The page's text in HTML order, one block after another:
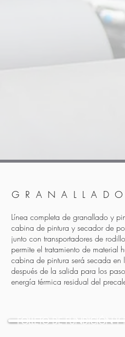
Línea completa de granallado y
cabina de pintura y secador de
junto con transportadores de
permite el tratamiento de
cabina de pintura será secada en
después de la salida para los
energía térmica residual del
FOLLETO DE FUNDICIÓN Y